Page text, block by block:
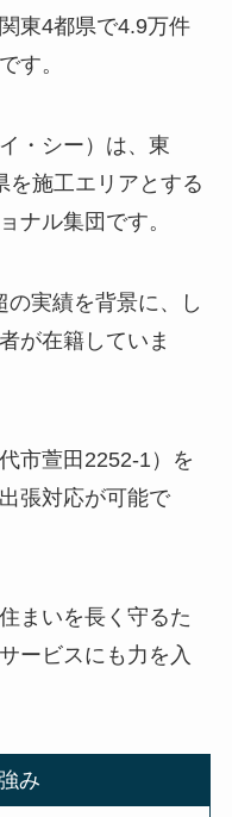
東4都県で4.9万件
す。
・シー）は、東
を施工エリアとする
ナル集団です。
実績を背景に、し
が在籍していま
市萱田2252-1）を
張対応が可能で
まいを長く守るた
ービスにも力を入
み